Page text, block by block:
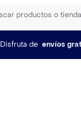
Disfruta de envíos